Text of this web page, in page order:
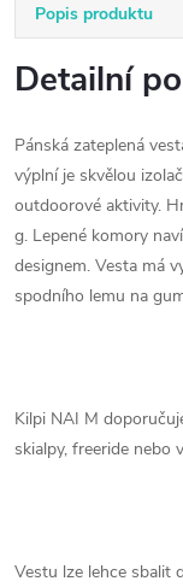
Popis produktu
Detailní
Pánská zateplená
výplní je skvělou
outdoorové aktivity.
g. Lepené komory
designem. Vesta má
spodního lemu na
Kilpi NAI M
skialpy, freeride nebo
Vestu lze lehce sbalit